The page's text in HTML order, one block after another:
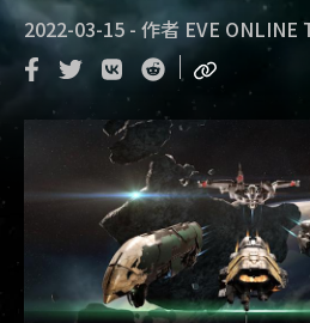
2022-03-15 - 作者 EVE ONLINE